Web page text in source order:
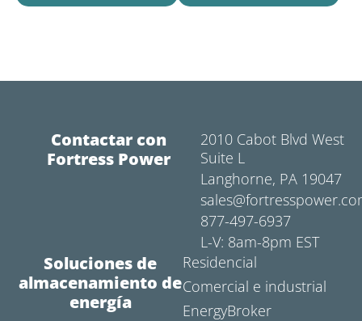
Contactar con
Fortress Power
2010 Cabot Blvd West
Suite L
Langhorne, PA 19047
877-497-6937
L-V: 8am-8pm EST
Soluciones de
almacenamiento de
energía
Residencial
Comercial e industrial
EnergyBroker